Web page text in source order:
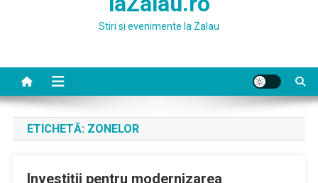
Stiri si evenimente la Zalau
ETICHETĂ: ZONELOR
Investiții pentru modernizarea